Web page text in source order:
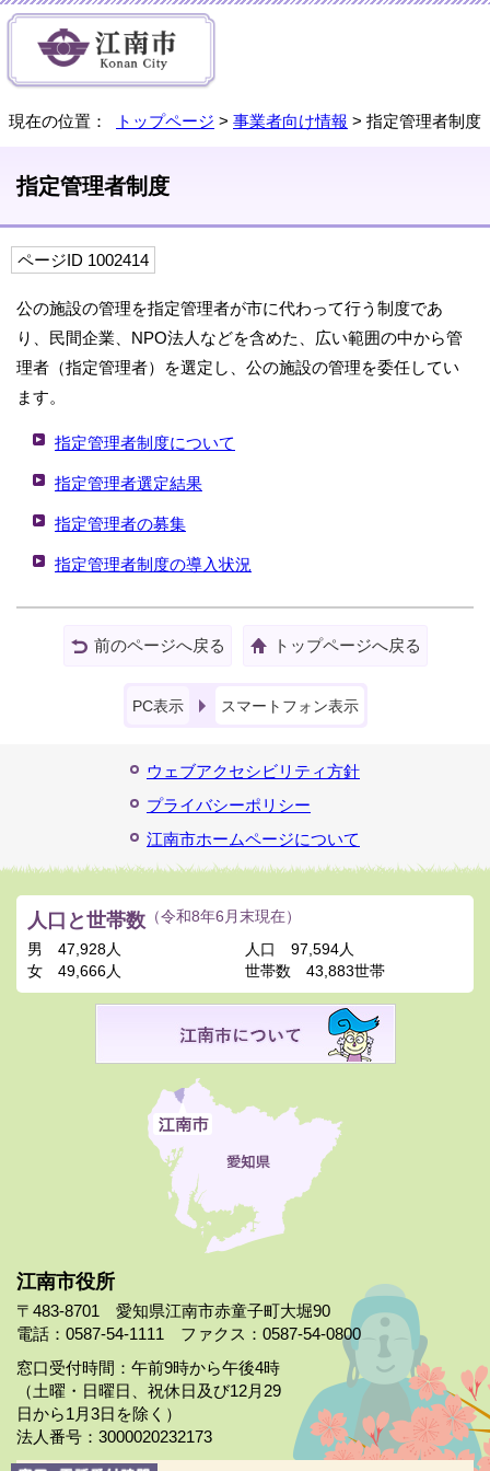
現在の位置： トップページ > 事業者向け情報 > 指定管理者制度
指定管理者制度
ページID 1002414
公の施設の管理を指定管理者が市に代わって行う制度であ
り、民間企業、NPO法人などを含めた、広い範囲の中から管
理者（指定管理者）を選定し、公の施設の管理を委任してい
ます。
指定管理者制度について
指定管理者選定結果
指定管理者の募集
指定管理者制度の導入状況
前のページへ戻る トップページへ戻る
PC表示 スマートフォン表示
ウェブアクセシビリティ方針
プライバシーポリシー
江南市ホームページについて
江南市役所
〒483-8701 愛知県江南市赤童子町大堀90
電話：0587-54-1111 ファクス：0587-54-0800
窓口受付時間：午前9時から午後4時
（土曜・日曜日、祝休日及び12月29
日から1月3日を除く）
法人番号：3000020232173
人口と世帯数 （令和8年6月末現在）
男
47,928人
女
49,666人
人口
97,594人
世帯数
43,883世帯